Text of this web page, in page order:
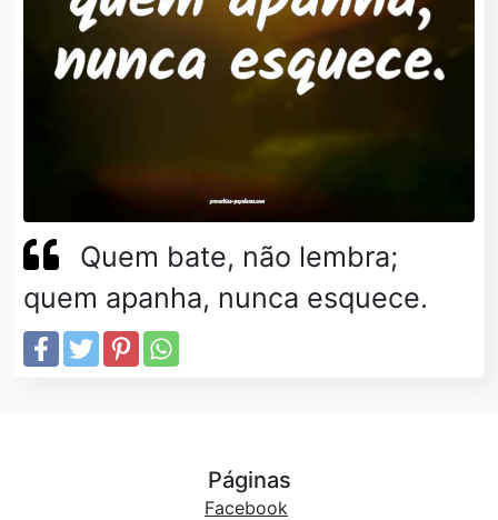
Quem bate, não lembra;
quem apanha, nunca esquece.
Páginas
Facebook